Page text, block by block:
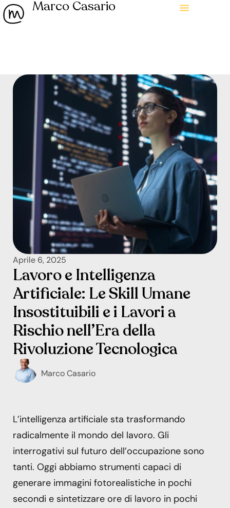
Marco Casario
Aprile 6, 2025
Lavoro e Intelligenza
Artificiale: Le Skill Umane
Insostituibili e i Lavori a
Rischio nell’Era della
Rivoluzione Tecnologica
Marco Casario
L’intelligenza artificiale sta trasformando
radicalmente il mondo del lavoro. Gli
interrogativi sul futuro dell’occupazione sono
tanti. Oggi abbiamo strumenti capaci di
generare immagini fotorealistiche in pochi
secondi e sintetizzare ore di lavoro in pochi